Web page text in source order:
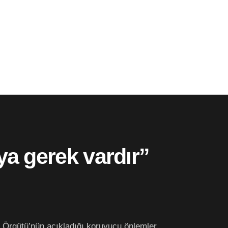
gerek vardır”
açıkladığı koruyucu önlemler